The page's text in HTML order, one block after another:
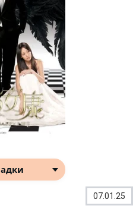
07.01.25